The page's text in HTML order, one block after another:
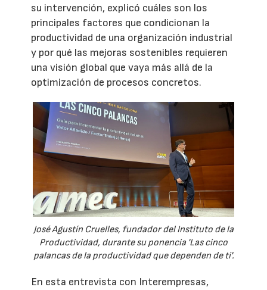
su intervención, explicó cuáles son los
principales factores que condicionan la
productividad de una organización industrial
y por qué las mejoras sostenibles requieren
una visión global que vaya más allá de la
optimización de procesos concretos.
José Agustín Cruelles, fundador del Instituto de la
Productividad, durante su ponencia 'Las cinco
palancas de la productividad que dependen de ti'.
En esta entrevista con Interempresas,